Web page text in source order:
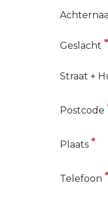
Geslacht
Straat +
Postcode
Plaats
Telefoon